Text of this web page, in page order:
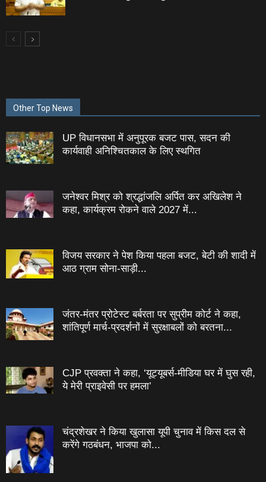
Other Top News
UP विधानसभा में अनुपूरक बजट पास, सदन की
कार्यवाही अनिश्चितकाल के लिए स्थगित
जनेश्‍वर मिश्र को श्रद्धांजलि अर्पित कर अखिलेश ने
कहा, कार्यक्रम रोकने वाले 2027 में...
विजय सरकार ने पेश किया पहला बजट, बेटी की शादी में
आठ ग्राम सोना-साड़ी...
जंतर-मंतर प्रोटेस्‍ट बर्बरता पर सुप्रीम कोर्ट ने कहा,
शांतिपूर्ण मार्च-प्रदर्शनों में सुरक्षाबलों को बरतना...
CJP प्रवक्ता ने कहा, ‘यूट्यूबर्स-मीडिया घर में घुस रही,
ये मेरी प्राइवेसी पर हमला’
चंद्रशेखर ने किया खुलासा यूपी चुनाव में किस दल से
करेंगे गठबंधन, भाजपा को...